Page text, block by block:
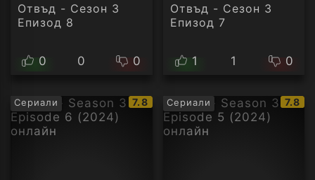
Отвъд - Сезон 3
Епизод 8
0 0 0
Отвъд - Сезон 3
Епизод 7
1 1 0
Сериали
IMDb
рейтинг:
7.8 Сериали
IMDb
7.8